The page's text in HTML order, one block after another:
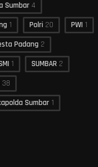
Sumbar 4
1 Polri 20 PWI 1
Padang 2
1 SUMBAR 2
38
Sumbar 1